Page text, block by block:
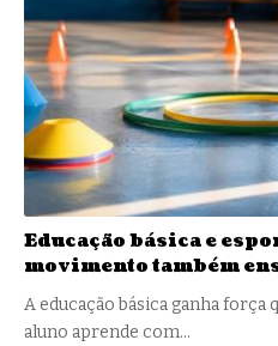
Educação básica e
movimento também
A educação básica ganha força
aluno aprende com…